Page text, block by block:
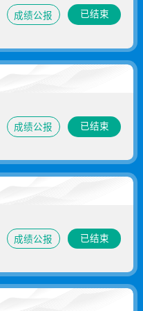
成绩公报 已结束
成绩公报 已结束
成绩公报 已结束